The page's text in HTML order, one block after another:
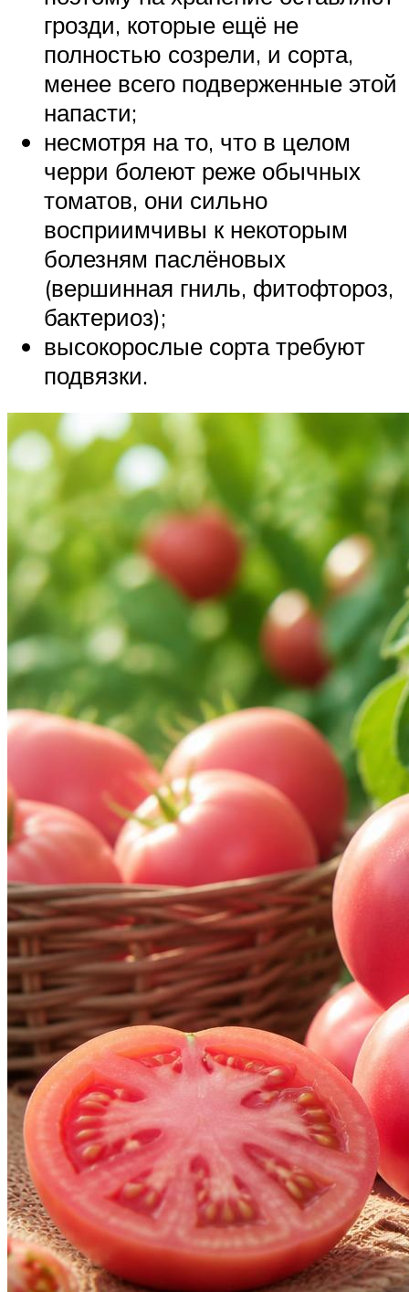
грозди, которые ещё не
полностью созрели, и сорта,
менее всего подверженные этой
напасти;
несмотря на то, что в целом
черри болеют реже обычных
томатов, они сильно
восприимчивы к некоторым
болезням паслёновых
(вершинная гниль, фитофтороз,
бактериоз);
высокорослые сорта требуют
подвязки.